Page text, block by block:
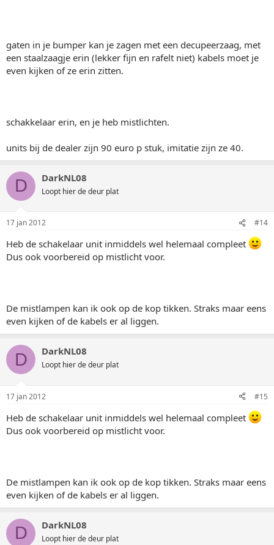
gaten in je bumper kan je zagen met een decupeerzaag, met
een staalzaagje erin (lekker fijn en rafelt niet) kabels moet je
even kijken of ze erin zitten.
schakkelaar erin, en je heb mistlichten.
units bij de dealer zijn 90 euro p stuk, imitatie zijn ze 40.
D DarkNL08
Loopt hier de deur plat
17 jan 2012 #14
Heb de schakelaar unit inmiddels wel helemaal compleet
Dus ook voorbereid op mistlicht voor.
De mistlampen kan ik ook op de kop tikken. Straks maar eens
even kijken of de kabels er al liggen.
D DarkNL08
Loopt hier de deur plat
17 jan 2012 #15
Heb de schakelaar unit inmiddels wel helemaal compleet
Dus ook voorbereid op mistlicht voor.
De mistlampen kan ik ook op de kop tikken. Straks maar eens
even kijken of de kabels er al liggen.
D DarkNL08
Loopt hier de deur plat